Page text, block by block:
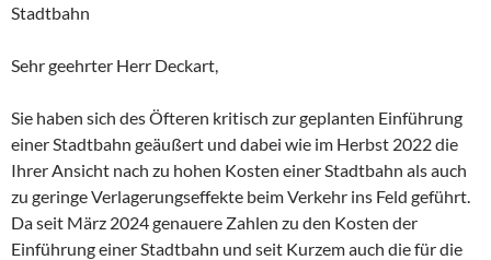
Stadtbahn
Sehr geehrter Herr Deckart,
Sie haben sich des Öfteren kritisch zur geplanten Einführung
einer Stadtbahn geäußert und dabei wie im Herbst 2022 die
Ihrer Ansicht nach zu hohen Kosten einer Stadtbahn als auch
zu geringe Verlagerungseffekte beim Verkehr ins Feld geführt.
Da seit März 2024 genauere Zahlen zu den Kosten der
Einführung einer Stadtbahn und seit Kurzem auch die für die